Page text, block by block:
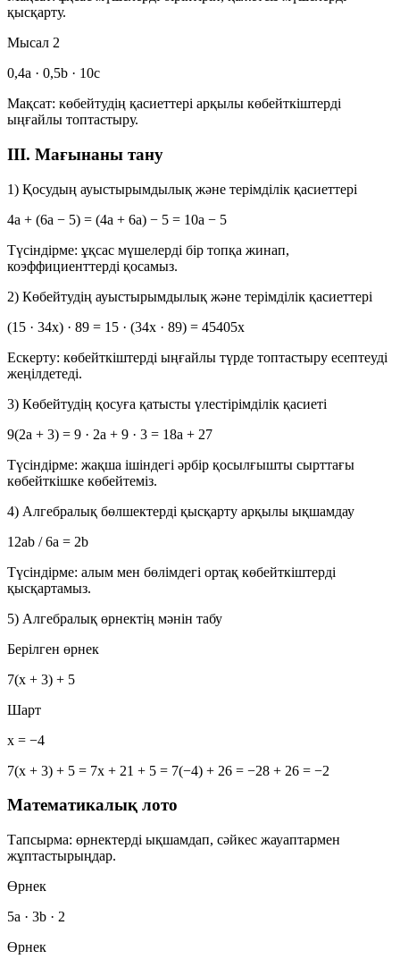
қысқарту.
Мысал 2
0,4a · 0,5b · 10c
Мақсат: көбейтудің қасиеттері арқылы көбейткіштерді
ыңғайлы топтастыру.
III. Мағынаны тану
1) Қосудың ауыстырымдылық және терімділік қасиеттері
4a + (6a − 5) = (4a + 6a) − 5 = 10a − 5
Түсіндірме: ұқсас мүшелерді бір топқа жинап,
коэффициенттерді қосамыз.
2) Көбейтудің ауыстырымдылық және терімділік қасиеттері
(15 · 34x) · 89 = 15 · (34x · 89) = 45405x
Ескерту: көбейткіштерді ыңғайлы түрде топтастыру есептеуді
жеңілдетеді.
3) Көбейтудің қосуға қатысты үлестірімділік қасиеті
9(2a + 3) = 9 · 2a + 9 · 3 = 18a + 27
Түсіндірме: жақша ішіндегі әрбір қосылғышты сырттағы
көбейткішке көбейтеміз.
4) Алгебралық бөлшектерді қысқарту арқылы ықшамдау
12ab / 6a = 2b
Түсіндірме: алым мен бөлімдегі ортақ көбейткіштерді
қысқартамыз.
5) Алгебралық өрнектің мәнін табу
Берілген өрнек
7(x + 3) + 5
Шарт
x = −4
7(x + 3) + 5 = 7x + 21 + 5 = 7(−4) + 26 = −28 + 26 = −2
Математикалық лото
Тапсырма: өрнектерді ықшамдап, сәйкес жауаптармен
жұптастырыңдар.
Өрнек
5a · 3b · 2
Өрнек